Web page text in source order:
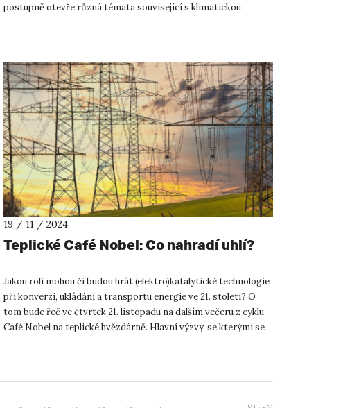
postupně otevře různá témata související s klimatickou
19 / 11 / 2024
Teplické Café Nobel: Co nahradí uhlí?
Jakou roli mohou či budou hrát (elektro)katalytické technologie
při konverzi, ukládání a transportu energie ve 21. století? O
tom bude řeč ve čtvrtek 21. listopadu na dalším večeru z cyklu
Café Nobel na teplické hvězdárně. Hlavní výzvy, se kterými se